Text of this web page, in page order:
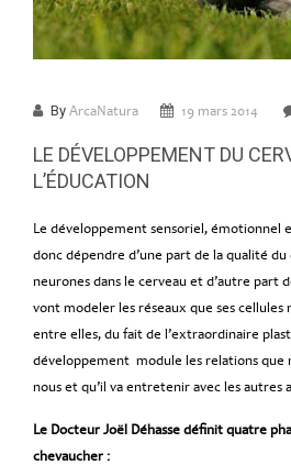
By ArcaNatura 19 mars 2014
LE DÉVELOPPEMENT DU
L’ÉDUCATION
Le développement sensoriel, émotionnel
donc dépendre d’une part de la qualité
neurones dans le cerveau et d’autre part
vont modeler les réseaux que ses
entre elles, du fait de l’extraordinaire
développement module les relations que
nous et qu’il va entretenir avec les autres
Le Docteur Joël Déhasse définit quatre
chevaucher :